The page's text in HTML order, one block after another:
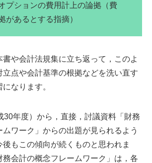
プションの費用計上の論拠（費
があるとする指摘）
書や会計法規集に立ち返って，このよ
立点や会計基準の根拠などを洗い直す
なります。
年度）から，直接，討議資料「財務
ワーク」からの出題が見られるよう
もこの傾向が続くものと思われま
務会計の概念フレームワーク」は，各